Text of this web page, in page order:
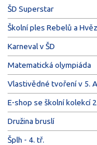
ŠD Superstar
Školní ples Rebelů a
Karneval v ŠD
Matematická olympiáda
Vlastivědné tvoření v 5. A
E-shop se školní kolekcí
Družina bruslí
Šplh - 4. tř.